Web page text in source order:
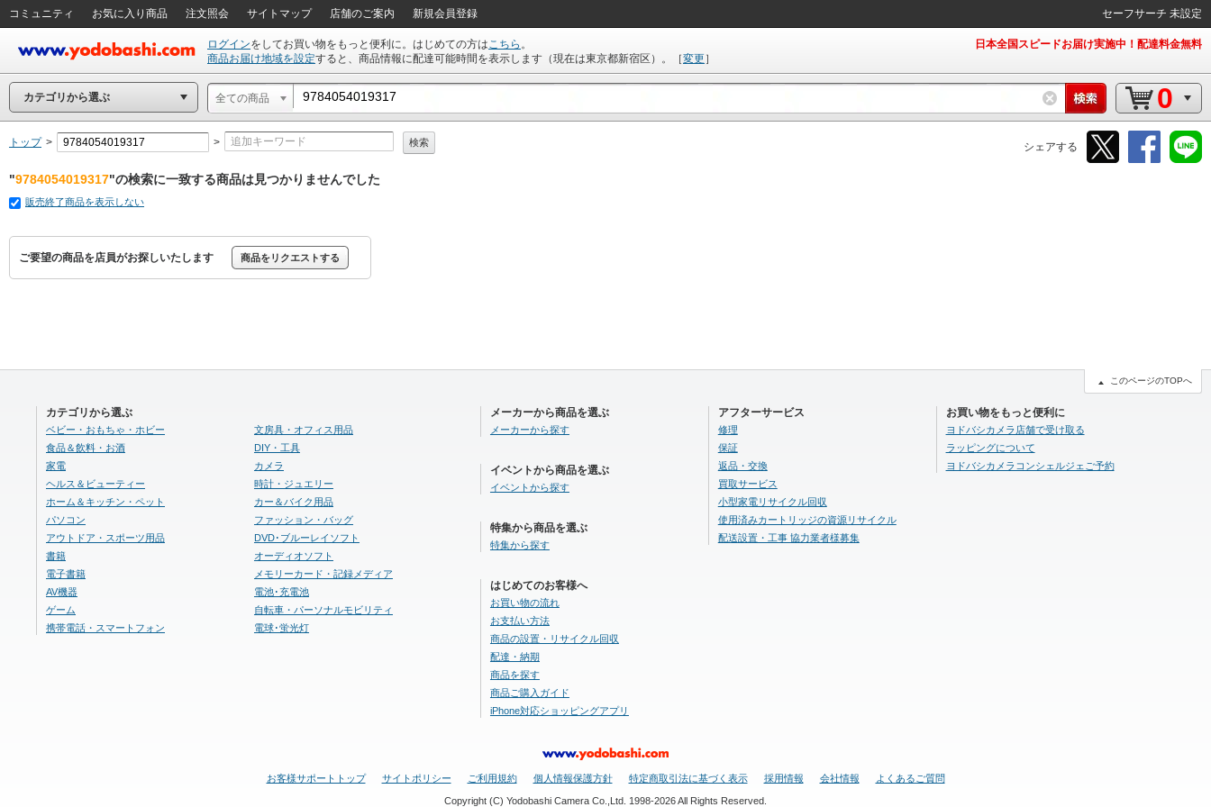
コミュニティ お気に入り商品 注文照会 サイトマップ 店舗のご案内 新規会員登録 セーフサーチ 未設定
ログインをしてお買い物をもっと便利に。はじめての方はこちら 。
商品お届け地域を設定すると、商品情報に配達可能時間を表示します（現在は東京都新宿区 ）。 ［変更］
日本全国スピードお届け実施中！配達料金無料
カテゴリから選ぶ 全ての商品 0
シェアする
トップ > > 検索
"9784054019317"の検索に一致する商品は見つかりませんでした
販売終了商品を表示しない
ご要望の商品を店員がお探しいたします 商品をリクエストする
カテゴリから選ぶ
ベビー・おもちゃ・ホビー
食品＆飲料・お酒
家電
ヘルス＆ビューティー
ホーム＆キッチン・ペット
パソコン
アウトドア・スポーツ用品
書籍
電子書籍
AV機器
ゲーム
携帯電話・スマートフォン
文房具・オフィス用品
DIY・工具
カメラ
時計・ジュエリー
カー＆バイク用品
ファッション・バッグ
DVD･ブルーレイソフト
オーディオソフト
メモリーカード・記録メディア
電池･充電池
自転車・パーソナルモビリティ
電球･蛍光灯
メーカーから商品を選ぶ
メーカーから探す
イベントから商品を選ぶ
イベントから探す
特集から商品を選ぶ
特集から探す
はじめてのお客様へ
お買い物の流れ
お支払い方法
商品の設置・リサイクル回収
配達・納期
商品を探す
商品ご購入ガイド
iPhone対応ショッピングアプリ
アフターサービス
修理
保証
返品・交換
買取サービス
小型家電リサイクル回収
使用済みカートリッジの資源リサイクル
配送設置・工事 協力業者様募集
お買い物をもっと便利に
ヨドバシカメラ店舗で受け取る
ラッピングについて
ヨドバシカメラコンシェルジェご予約
お客様サポートトップ サイトポリシー ご利用規約 個人情報保護方針 特定商取引法に基づく表示 採用情報 会社情報 よくあるご質問
Copyright (C) Yodobashi Camera Co.,Ltd. 1998-2026 All Rights Reserved.
このページのTOPへ